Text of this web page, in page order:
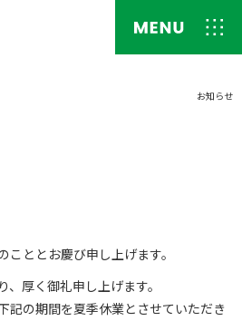
お知らせ
ととお慶び申し上げます。
厚く御礼申し上げます。
記の期間を夏季休業とさせていただき